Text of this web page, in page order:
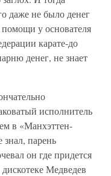
даже не было денег
у основателя
карате-до
денег, не знает
исполнитель
в «Манхэттен-
знал, парень
он где придется
Медведев